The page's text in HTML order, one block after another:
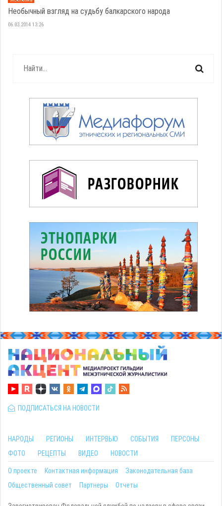
Необычный взгляд на судьбу балкарского народа
06.03.2014 13:26
ПОДПИСАТЬСЯ НА НОВОСТИ
НАРОДЫ РЕГИОНЫ ИНТЕРВЬЮ СОБЫТИЯ
ПЕРСОНЫ
ФОТО
РЕЦЕПТЫ ВИДЕО НОВОСТИ
О проекте Контактная информация
Законодательная база
Общественный совет
Партнеры Отчеты